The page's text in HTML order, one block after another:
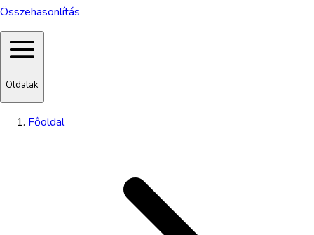
Összehasonlítás
Oldalak
Főoldal